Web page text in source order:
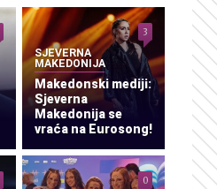
SJEVERNA
MAKEDONIJA
Makedonski mediji:
Sjeverna
Makedonija se
vraća na Eurosong!
3
0